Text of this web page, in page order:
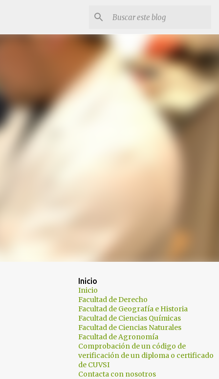
Inicio
Inicio
Facultad de Derecho
Facultad de Geografía e Historia
Facultad de Ciencias Químicas
Facultad de Ciencias Naturales
Facultad de Agronomía
Comprobación de un código de
verificación de un diploma o certificado
de CUVSI
Contacta con nosotros